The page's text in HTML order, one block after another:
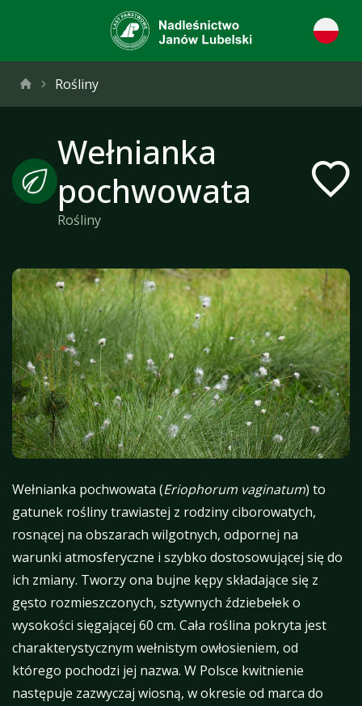
Rośliny
Wełnianka
pochwowata
Rośliny
Wełnianka pochwowata (Eriophorum vaginatum) to
gatunek rośliny trawiastej z rodziny ciborowatych,
rosnącej na obszarach wilgotnych, odpornej na
warunki atmosferyczne i szybko dostosowującej się do
ich zmiany. Tworzy ona bujne kępy składające się z
gęsto rozmieszczonych, sztywnych ździebełek o
wysokości sięgającej 60 cm. Cała roślina pokryta jest
charakterystycznym wełnistym owłosieniem, od
którego pochodzi jej nazwa. W Polsce kwitnienie
następuje zazwyczaj wiosną, w okresie od marca do